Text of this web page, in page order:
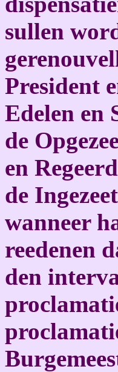
sullen
President
Edelen en
de
en
de
wanneer
reedenen
den